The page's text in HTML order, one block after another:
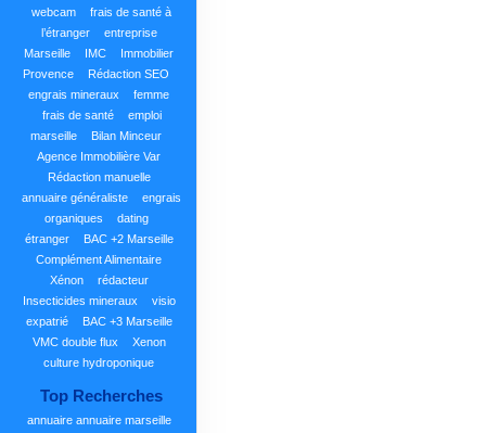
webcam
frais de santé à
l’étranger
entreprise
Marseille
IMC
Immobilier
Provence
Rédaction SEO
engrais mineraux
femme
frais de santé
emploi
marseille
Bilan Minceur
Agence Immobilière Var
Rédaction manuelle
annuaire généraliste
engrais
organiques
dating
étranger
BAC +2 Marseille
Complément Alimentaire
Xénon
rédacteur
Insecticides mineraux
visio
expatrié
BAC +3 Marseille
VMC double flux
Xenon
culture hydroponique
Top Recherches
annuaire annuaire marseille